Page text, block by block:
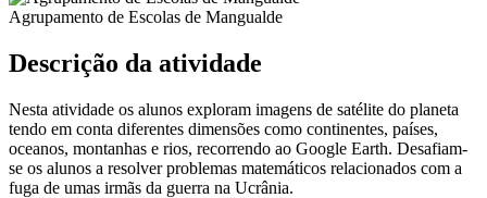
Agrupamento de Escolas de Mangualde
Descrição da atividade
Nesta atividade os alunos exploram imagens de satélite do planeta
tendo em conta diferentes dimensões como continentes, países,
oceanos, montanhas e rios, recorrendo ao Google Earth. Desafiam-
se os alunos a resolver problemas matemáticos relacionados com a
fuga de umas irmãs da guerra na Ucrânia.